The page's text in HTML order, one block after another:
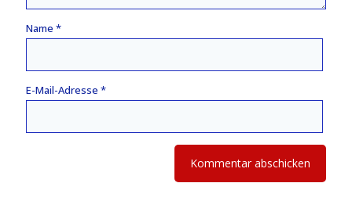
Name *
E-Mail-Adresse *